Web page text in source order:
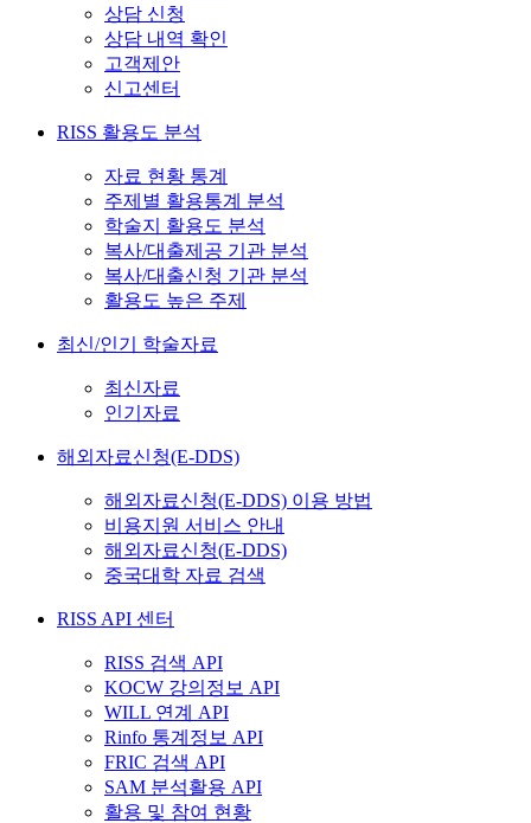
상담 신청
상담 내역 확인
고객제안
신고센터
RISS 활용도 분석
자료 현황 통계
주제별 활용통계 분석
학술지 활용도 분석
복사/대출제공 기관 분석
복사/대출신청 기관 분석
활용도 높은 주제
최신/인기 학술자료
최신자료
인기자료
해외자료신청(E-DDS)
해외자료신청(E-DDS) 이용 방법
비용지원 서비스 안내
해외자료신청(E-DDS)
중국대학 자료 검색
RISS API 센터
RISS 검색 API
KOCW 강의정보 API
WILL 연계 API
Rinfo 통계정보 API
FRIC 검색 API
SAM 분석활용 API
활용 및 참여 현황